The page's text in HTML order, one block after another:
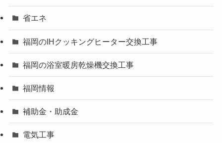
省エネ
福岡のIHクッキングヒーター交換工事
福岡の浴室暖房乾燥機交換工事
福岡情報
補助金・助成金
電気工事